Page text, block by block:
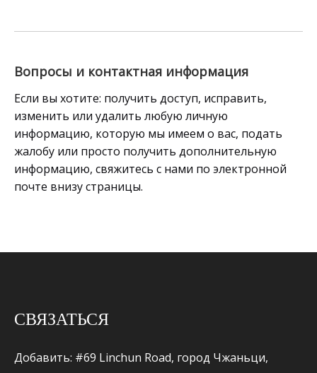
Вопросы и контактная информация
Если вы хотите: получить доступ, исправить,
изменить или удалить любую личную
информацию, которую мы имеем о вас, подать
жалобу или просто получить дополнительную
информацию, свяжитесь с нами по электронной
почте внизу страницы.
СВЯЗАТЬСЯ
Добавить: #69 Linchun Road, город Чжаньци,